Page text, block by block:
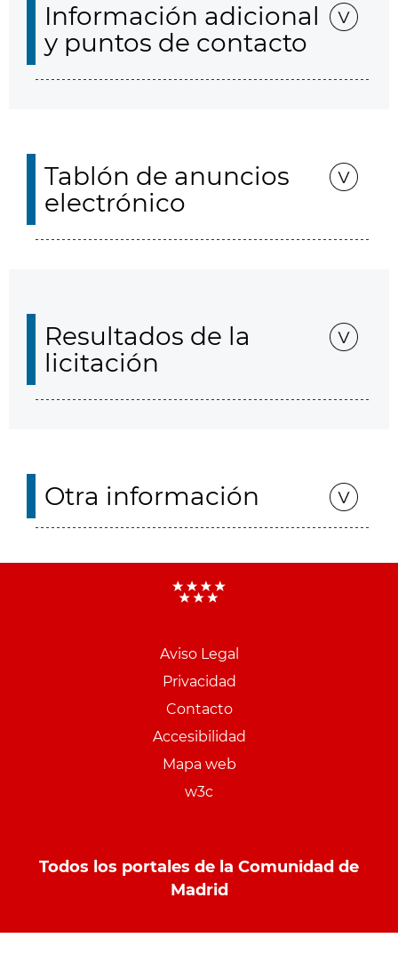
Información adicional
y puntos de contacto
Tablón de anuncios
electrónico
Resultados de la
licitación
Otra información
Aviso Legal
Privacidad
Contacto
Accesibilidad
Mapa web
w3c
Todos los portales de la Comunidad de
Madrid